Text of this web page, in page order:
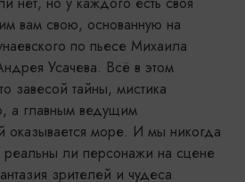
вам свою, основанную на
по пьесе Михаила
Усачева. Всё в этом
завесой тайны, мистика
а главным ведущим
оказывается море. И мы никогда
ли персонажи на сцене
зрителей и чудеса